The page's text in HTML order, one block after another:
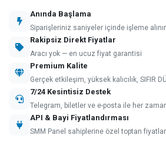
Anında Başlama
Siparişleriniz saniyeler içinde işleme alınır
Rakipsiz Direkt Fiyatlar
Aracı yok — en ucuz fiyat garantisi
Premium Kalite
Gerçek etkileşim, yüksek kalıcılık, SIFIR
7/24 Kesintisiz Destek
Telegram, biletler ve e-posta ile her
API & Bayi Fiyatlandırması
SMM Panel sahiplerine özel toptan fiyatlar